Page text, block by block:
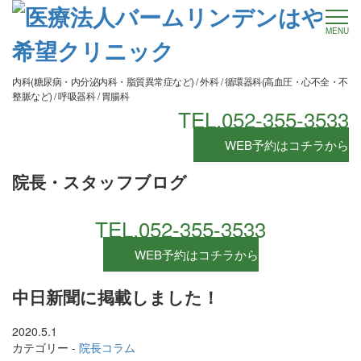
内科(糖尿病・内分泌内科・脂質異常症など) / 外科 / 循環器科(高血圧・心不全・不
整脈など) / 呼吸器科 / 胃腸科
MENU
TEL.052-355-3533
WEB予約はコチラから
院長・スタッフブログ
TEL.052-355-3533
WEB予約はコチラから
中日新聞に掲載しました！
2020.5.1
カテゴリー - 院長コラム